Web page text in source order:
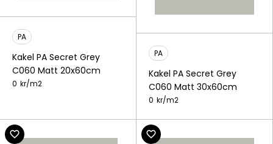
PA
Kakel PA Secret Grey
C060 Matt 20x60cm
0 kr/m2
PA
Kakel PA Secret Grey
C060 Matt 30x60cm
0 kr/m2